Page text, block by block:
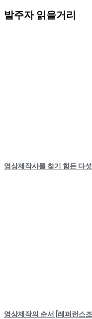
발주자 읽을거리
영상제작사를 찾기 힘든 다
영상제작의 순서 [레퍼런스